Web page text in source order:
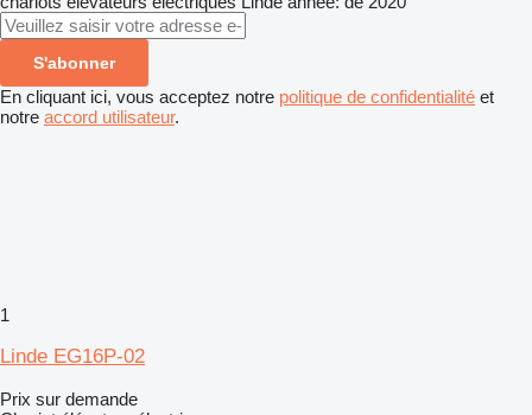
S'abonner
En cliquant ici, vous acceptez notre politique de confidentialité et
notre accord utilisateur.
1
Linde EG16P-02
Prix sur demande